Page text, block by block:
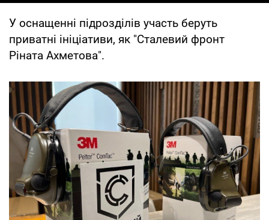
У оснащенні підрозділів участь беруть
приватні ініціативи, як "Сталевий фронт
Ріната Ахметова".